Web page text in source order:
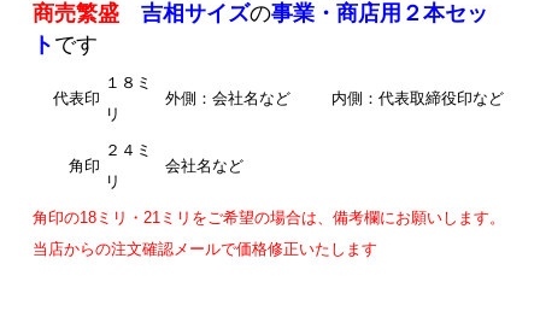
商売繁盛 吉相サイズの事業・商店用２本セッ
ト です
代表印
１８ミ
リ
外側：会社名など 内側：代表取締役印など
角印
２４ミ
リ
会社名など
角印の18ミリ・21ミリをご希望の場合は、備考欄にお願いします。
当店からの注文確認メールで価格修正いたします